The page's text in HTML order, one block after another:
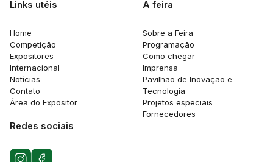
Links utéis
Home
Competição
Expositores
Internacional
Notícias
Contato
Área do Expositor
A feira
Sobre a Feira
Programação
Como chegar
Imprensa
Pavilhão de Inovação e
Tecnologia
Projetos especiais
Fornecedores
Redes sociais